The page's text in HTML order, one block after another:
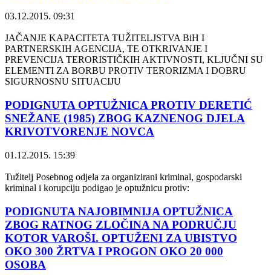
03.12.2015. 09:31
JAČANJE KAPACITETA TUŽITELJSTVA BiH I
PARTNERSKIH AGENCIJA, TE OTKRIVANJE I
PREVENCIJA TERORISTIČKIH AKTIVNOSTI, KLJUČNI SU
ELEMENTI ZA BORBU PROTIV TERORIZMA I DOBRU
SIGURNOSNU SITUACIJU
PODIGNUTA OPTUŽNICA PROTIV DERETIĆ
SNEŽANE (1985) ZBOG KAZNENOG DJELA
KRIVOTVORENJE NOVCA
01.12.2015. 15:39
Tužitelj Posebnog odjela za organizirani kriminal, gospodarski
kriminal i korupciju podigao je optužnicu protiv:
PODIGNUTA NAJOBIMNIJA OPTUŽNICA
ZBOG RATNOG ZLOČINA NA PODRUČJU
KOTOR VAROŠI. OPTUŽENI ZA UBISTVO
OKO 300 ŽRTVA I PROGON OKO 20 000
OSOBA